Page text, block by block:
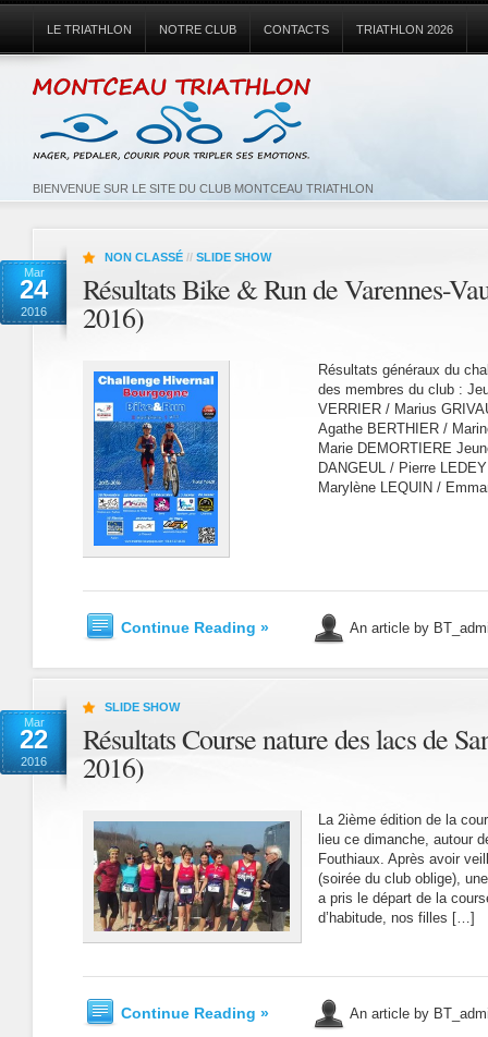
BIENVENUE SUR LE SITE DU CLUB MONTCEAU TRIATHLON
LE TRIATHLON NOTRE CLUB CONTACTS TRIATHLON 2026
Mar
24
2016
NON CLASSÉ // SLIDE SHOW
Résultats Bike & Run de Varennes-
2016)
Résultats généraux du
des membres du club :
VERRIER / Marius
Agathe BERTHIER /
Marie DEMORTIERE
DANGEUL / Pierre
Marylène LEQUIN /
Continue Reading » An article by
Mar
22
2016
SLIDE SHOW
Résultats Course nature des lacs de
2016)
La 2ième édition de la
lieu ce dimanche, autour
Fouthiaux. Après avoir
(soirée du club oblige),
a pris le départ de la
d’habitude, nos filles […]
Continue Reading » An article by